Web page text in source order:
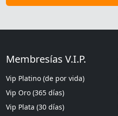
Membresías V.I.P.
Vip Platino (de por vida)
Vip Oro (365 días)
Vip Plata (30 días)